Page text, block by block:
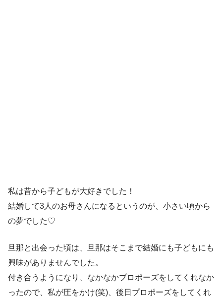
私は昔から子どもが大好きでした！
結婚して3人のお母さんになるというのが、小さい頃から
の夢でした♡
旦那と出会った頃は、旦那はそこまで結婚にも子どもにも
興味がありませんでした。
付き合うようになり、なかなかプロポーズをしてくれなか
ったので、私が圧をかけ(笑)、後日プロポーズをしてくれ